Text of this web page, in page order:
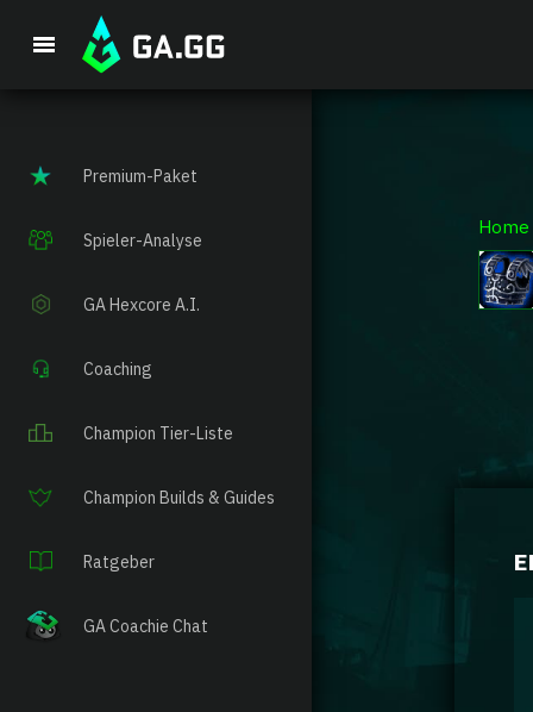
Premium-Paket
Spieler-Analyse
GA Hexcore A.I.
Coaching
Champion Tier-Liste
Champion Builds & Guides
Ratgeber
GA Coachie Chat
Home